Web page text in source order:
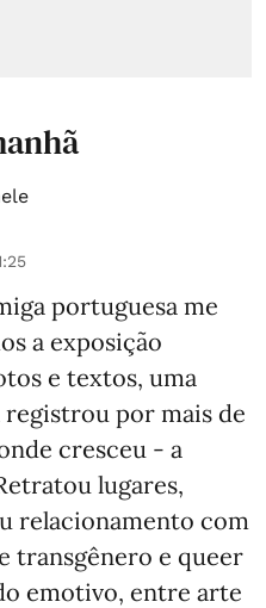
portuguesa me
a exposição
e textos, uma
por mais de
cresceu - a
lugares,
relacionamento com
transgênero e queer
emotivo, entre arte